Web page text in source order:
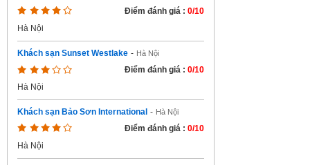
Điểm đánh giá : 0/10
Hà Nội
Khách sạn Sunset Westlake - Hà Nội
Điểm đánh giá : 0/10
Hà Nội
Khách sạn Bảo Sơn International - Hà Nội
Điểm đánh giá : 0/10
Hà Nội